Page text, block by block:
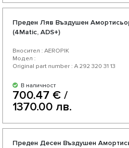
Преден Ляв Въздушен
(4Matic, ADS+)
Вносител : AEROPIK
Модел :
Original part number : A 292 320 31 13
В наличност
700.47 € /
1370.00 лв.
Предeн Десен Въздушен